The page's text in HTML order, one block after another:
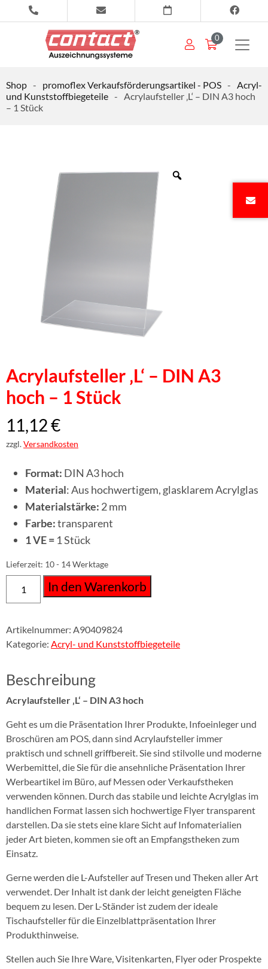
0
Shop - promoflex Verkaufsförderungsartikel - POS - Acryl-
und Kunststoffbiegeteile - Acrylaufsteller ‚L‘ – DIN A3 hoch
– 1 Stück
Acrylaufsteller ‚L‘ – DIN A3
hoch – 1 Stück
11,12€
zzgl.Versandkosten
Format: DIN A3 hoch
Material: Aus hochwertigem, glasklarem Acrylglas
Materialstärke: 2 mm
Farbe:transparent
1 VE = 1 Stück
Lieferzeit: 10 - 14 Werktage
In den Warenkorb
Artikelnummer: A90409824
Kategorie: Acryl- und Kunststoffbiegeteile
Beschreibung
Acrylaufsteller ‚L‘ – DIN A3 hoch
Geht es um die Präsentation Ihrer Produkte, Infoeinleger und
Broschüren am POS, dann sind Acrylaufsteller immer
praktisch und schnell griffbereit. Sie sind stilvolle und moderne
Werbemittel, die Sie für die ansehnliche Präsentation Ihrer
Werbeartikel im Büro, auf Messen oder Verkaufstheken
verwenden können. Durch das stabile und leichte Acrylglas im
handlichen Format lassen sich hochwertige Flyer transparent
darstellen. Da sie stets eine klare Sicht auf Infomaterialien
jeder Art bieten, kommen sie oft an Empfangstheken zum
Einsatz.
Gerne werden die L-Aufsteller auf Tresen und Theken aller Art
verwendet. Der Inhalt ist dank der leicht geneigten Fläche
bequem zu lesen. Der L-Ständer ist zudem der ideale
Tischaufsteller für die Einzelblattpräsentation Ihrer
Produkthinweise.
Stellen auch Sie Ihre Ware, Visitenkarten, Flyer oder Prospekte